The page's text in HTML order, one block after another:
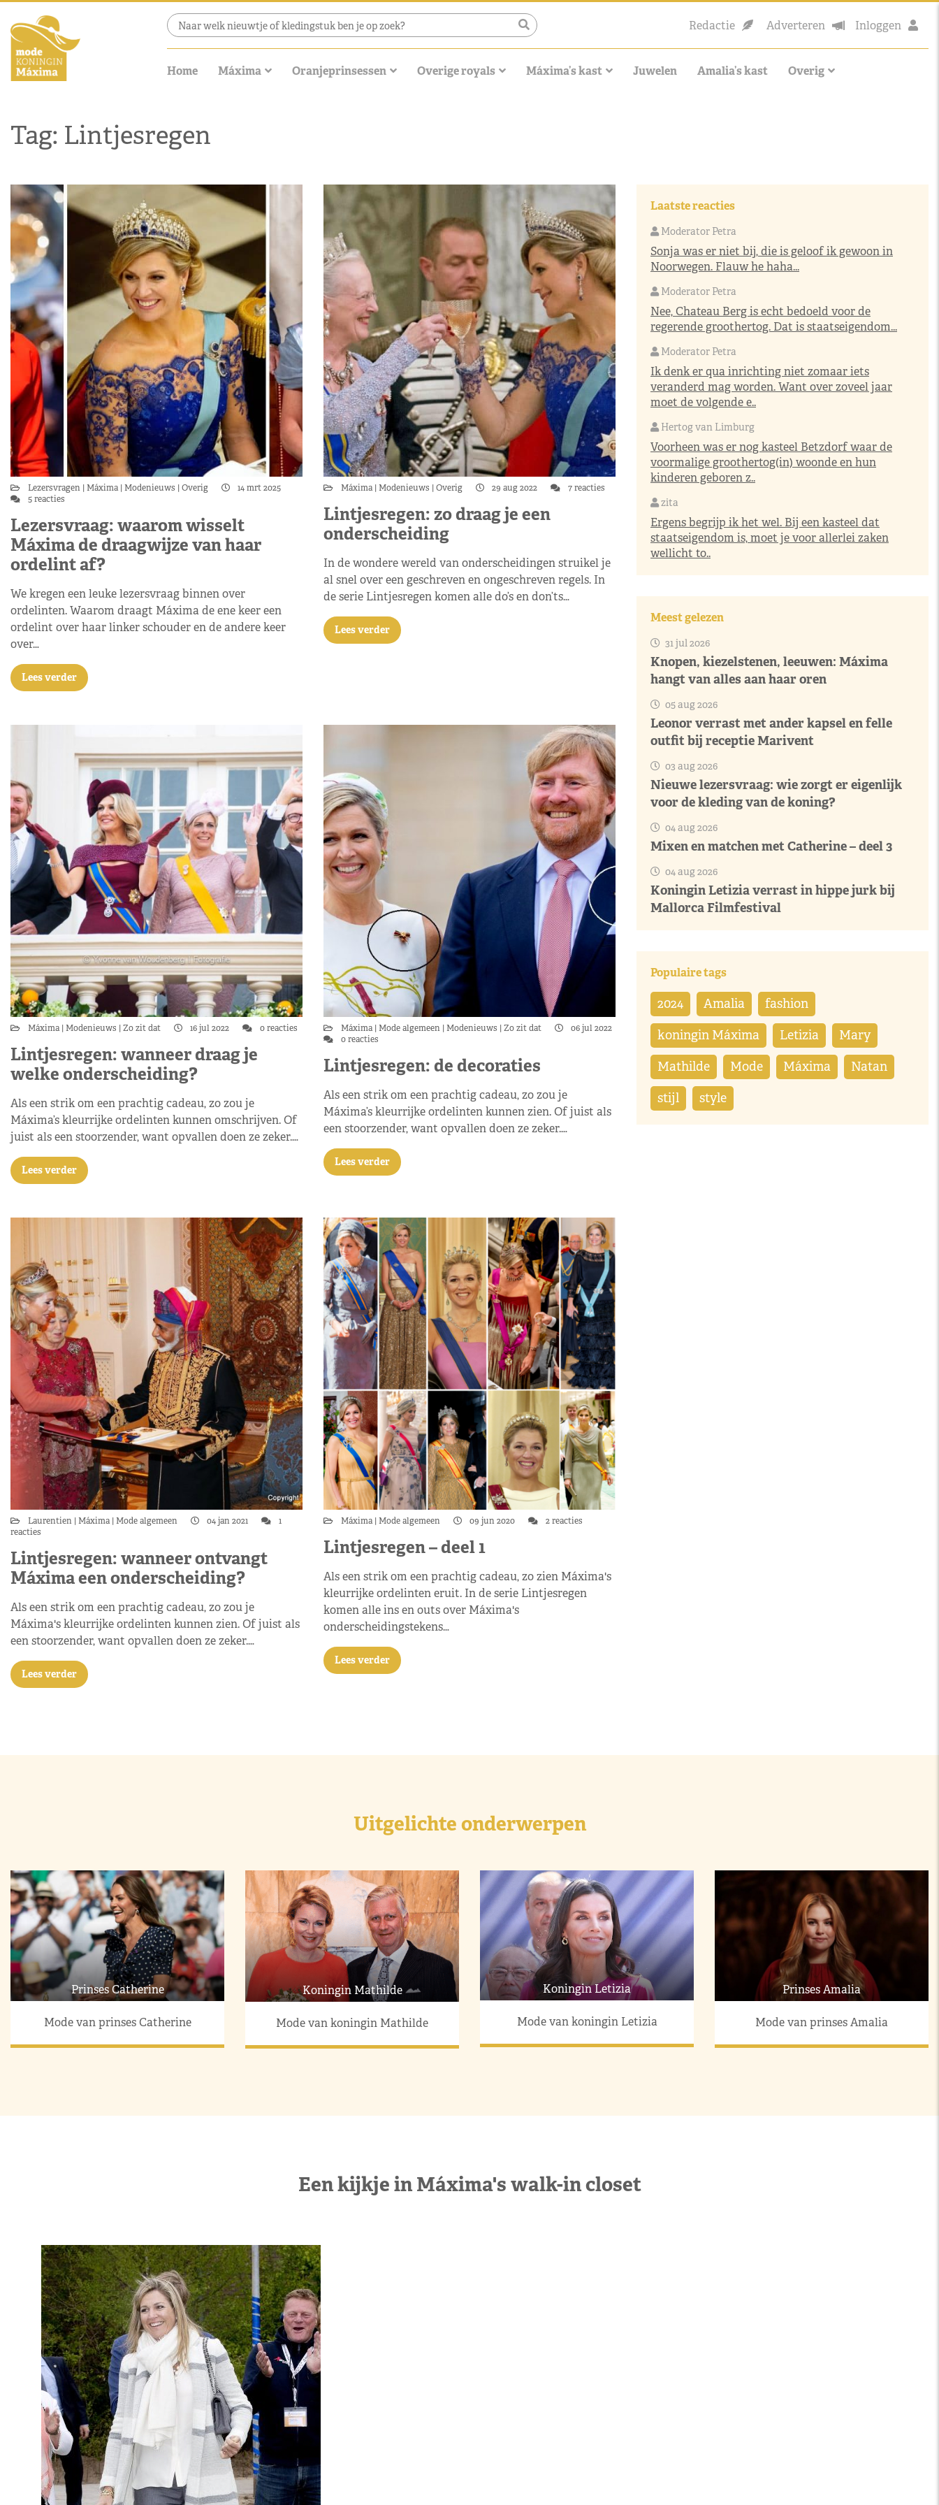
Redactie Adverteren Inloggen
Home Máxima Oranjeprinsessen Overige royals Máxima’s kast Juwelen Amalia’s kast Overig
Tag: Lintjesregen
Lezersvragen Máxima Modenieuws Overig
14 mrt 2025
5 reacties
Lezersvraag: waarom wisselt
Máxima de draagwijze van haar
ordelint af?
We kregen een leuke lezersvraag binnen over
ordelinten. Waarom draagt Máxima de ene keer een
ordelint over haar linker schouder en de andere keer
over…
Lees verder
Máxima Modenieuws Overig 29 aug 2022 7 reacties
Lintjesregen: zo draag je een
onderscheiding
In de wondere wereld van onderscheidingen struikel je
al snel over een geschreven en ongeschreven regels. In
de serie Lintjesregen komen alle do’s en don’ts…
Lees verder
Máxima Modenieuws Zo zit dat 16 jul 2022 0 reacties
Lintjesregen: wanneer draag je
welke onderscheiding?
Als een strik om een prachtig cadeau, zo zou je
Máxima’s kleurrijke ordelinten kunnen omschrijven. Of
juist als een stoorzender, want opvallen doen ze zeker.…
Lees verder
Máxima Mode algemeen Modenieuws Zo zit dat
06 jul 2022
0 reacties
Lintjesregen: de decoraties
Als een strik om een prachtig cadeau, zo zou je
Máxima’s kleurrijke ordelinten kunnen zien. Of juist als
een stoorzender, want opvallen doen ze zeker.…
Lees verder
Laurentien Máxima Mode algemeen 04 jan 2021
1
reacties
Lintjesregen: wanneer ontvangt
Máxima een onderscheiding?
Als een strik om een prachtig cadeau, zo zou je
Máxima's kleurrijke ordelinten kunnen zien. Of juist als
een stoorzender, want opvallen doen ze zeker.…
Lees verder
Máxima Mode algemeen 09 jun 2020 2 reacties
Lintjesregen – deel 1
Als een strik om een prachtig cadeau, zo zien Máxima's
kleurrijke ordelinten eruit. In de serie Lintjesregen
komen alle ins en outs over Máxima's
onderscheidingstekens…
Lees verder
Laatste reacties
Moderator Petra
Sonja was er niet bij, die is geloof ik gewoon in
Noorwegen. Flauw he haha...
Moderator Petra
Nee, Chateau Berg is echt bedoeld voor de
regerende groothertog. Dat is staatseigendom...
Moderator Petra
Ik denk er qua inrichting niet zomaar iets
veranderd mag worden. Want over zoveel jaar
moet de volgende e..
Hertog van Limburg
Voorheen was er nog kasteel Betzdorf waar de
voormalige groothertog(in) woonde en hun
kinderen geboren z..
zita
Ergens begrijp ik het wel. Bij een kasteel dat
staatseigendom is, moet je voor allerlei zaken
wellicht to..
Meest gelezen
31 jul 2026
Knopen, kiezelstenen, leeuwen: Máxima
hangt van alles aan haar oren
05 aug 2026
Leonor verrast met ander kapsel en felle
outfit bij receptie Marivent
03 aug 2026
Nieuwe lezersvraag: wie zorgt er eigenlijk
voor de kleding van de koning?
04 aug 2026
Mixen en matchen met Catherine – deel 3
04 aug 2026
Koningin Letizia verrast in hippe jurk bij
Mallorca Filmfestival
Populaire tags
2024 Amalia fashion
koningin Máxima Letizia Mary
Mathilde Mode Máxima Natan
stijl style
Uitgelichte onderwerpen
Prinses Catherine
Mode van prinses Catherine
Koningin Mathilde
Mode van koningin Mathilde
Koningin Letizia
Mode van koningin Letizia
Prinses Amalia
Mode van prinses Amalia
Een kijkje in Máxima's walk-in closet